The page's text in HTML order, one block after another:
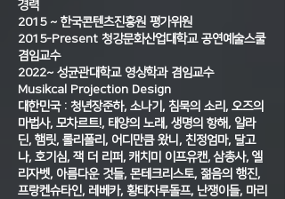
경력
2015 ~ 한국콘텐츠진흥원 평가위원
2015-Present 청강문화산업대학교 공연예술스쿨
겸임교수
2022~ 성균관대학교 영상학과 겸임교수
Musikcal Projection Design
대한민국 : 청년장준하, 소나기, 침묵의 소리, 오즈의
마법사, 모차르트!, 태양의 노래, 생명의 항해, 알라
딘, 햄릿, 롤리폴리, 어디만큼 왔니, 친정엄마, 달고
나, 호기심, 잭 더 리퍼, 캐치미 이프유캔, 삼총사, 엘
리자벳, 아름다운 것들, 몬테크리스토, 젊음의 행진,
프랑켄슈타인, 레베카, 황태자루돌프, 난쟁이들, 마리